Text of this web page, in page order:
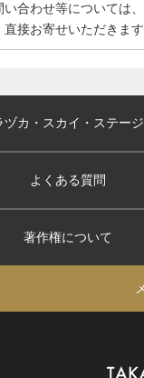
合わせ等については
接お寄せいただきます
ヅカ・スカイ ・ステー
よくある質問
著作権について